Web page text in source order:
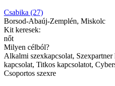
Csabika (27)
Borsod-Abaúj-Zemplén, Miskolc
Kit keresek:
nőt
Milyen célból?
Alkalmi szexkapcsolat,
kapcsolat, Titkos kapcsolatot,
Csoportos szexre